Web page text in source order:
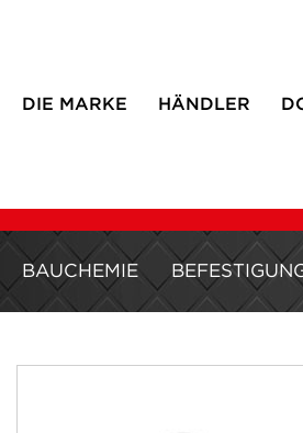
DIE MARKE HÄNDLER
BAUCHEMIE
Zum